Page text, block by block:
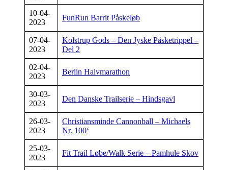
10-04-
2023
FunRun Barrit Påskeløb
07-04-
2023
Kolstrup Gods – Den Jyske Påsketrippel –
Del 2
02-04-
2023
Berlin Halvmarathon
30-03-
2023
Den Danske Trailserie – Hindsgavl
26-03-
2023
Christiansminde Cannonball – Michaels
Nr. 100‘
25-03-
2023
Fit Trail Løbe/Walk Serie – Pamhule Skov